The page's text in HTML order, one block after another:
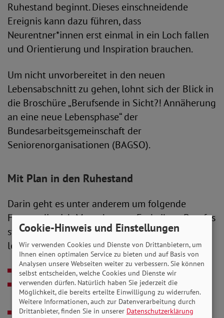
Ruhestand beginnt. Dieses einschneidende
Ereignis kann dazu führen, dass
Neurentner*innen erst einmal in ein Loch fallen
und Orientierung und Inspiration brauchen.
Um nicht unvorbereitet in den neuen
Lebensabschnitt zu gehen, lohnt sich der Blick in
die Broschüre „Berufsende in Sicht?! Annäherung
an eine neue Lebensphase“ der
Bundesarbeitsgemeinschaft der
Seniorenorganisationen (BAGSO).
Mit Plan in den Ruhestand
Darin geht es unter anderem um folgende
Fragen, die sich Menschen am Ende ihres Berufes
stellen können, damit ihnen der Abschied
leichter fällt:
Was gibt meinem Leben Sinn und Freude?
Wie und wofür möchte ich das Freisein von
Zwängen und Belastungen nutzen?
Wovon träume ich?
Cookie-Hinweis und Einstellungen
Wir verwenden Cookies und Dienste von Drittanbietern, um
Ihnen einen optimalen Service zu bieten und auf Basis von
Analysen unsere Webseiten weiter zu verbessern. Sie können
selbst entscheiden, welche Cookies und Dienste wir
verwenden dürfen. Natürlich haben Sie jederzeit die
Möglichkeit, die bereits erteilte Einwilligung zu widerrufen.
Weitere Informationen, auch zur Datenverarbeitung durch
Drittanbieter, finden Sie in unserer Datenschutzerklärung